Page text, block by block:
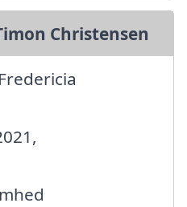
Christensen